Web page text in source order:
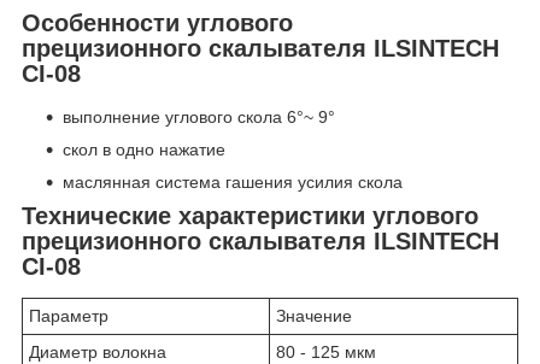
Особенности углового
прецизионного скалывателя ILSINTECH
CI-08
выполнение углового скола 6°~ 9°
скол в одно нажатие
маслянная система гашения усилия скола
Технические характеристики углового
прецизионного скалывателя ILSINTECH
CI-08
Параметр
Значение
Диаметр волокна
80 - 125 мкм